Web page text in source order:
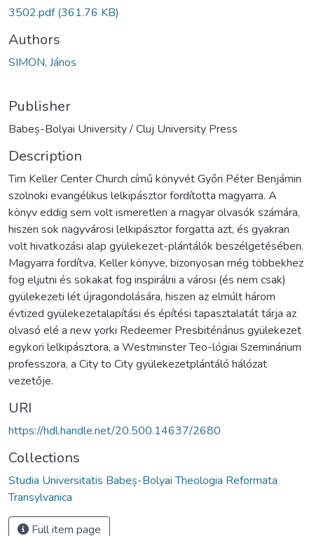
3502.pdf(361.76 KB)
Authors
SIMON, János
Publisher
Babeș-Bolyai University / Cluj University Press
Description
Tim Keller Center Church című könyvét Győri Péter Benjámin
szolnoki evangélikus lelkipásztor fordította magyarra. A
könyv eddig sem volt ismeretlen a magyar olvasók számára,
hiszen sok nagyvárosi lelkipásztor forgatta azt, és gyakran
volt hivatkozási alap gyülekezet-plántálók beszélgetésében.
Magyarra fordítva, Keller könyve, bizonyosan még többekhez
fog eljutni és sokakat fog inspirálni a városi (és nem csak)
gyülekezeti lét újragondolására, hiszen az elmúlt három
évtized gyülekezetalapítási és építési tapasztalatát tárja az
olvasó elé a new yorki Redeemer Presbitériánus gyülekezet
egykori lelkipásztora, a Westminster Teo-lógiai Szeminárium
professzora, a City to City gyülekezetplántáló hálózat
vezetője.
URI
https://hdl.handle.net/20.500.14637/2680
Collections
Studia Universitatis Babeș-Bolyai Theologia Reformata
Transylvanica
Full item page